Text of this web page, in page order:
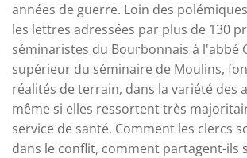
années de guerre. Loin des
les lettres adressées par plus de 130
séminaristes du Bourbonnais à l'abbé
supérieur du séminaire de Moulins,
réalités de terrain, dans la variété des
même si elles ressortent très
service de santé. Comment les clercs
dans le conflit, comment partagent-ils